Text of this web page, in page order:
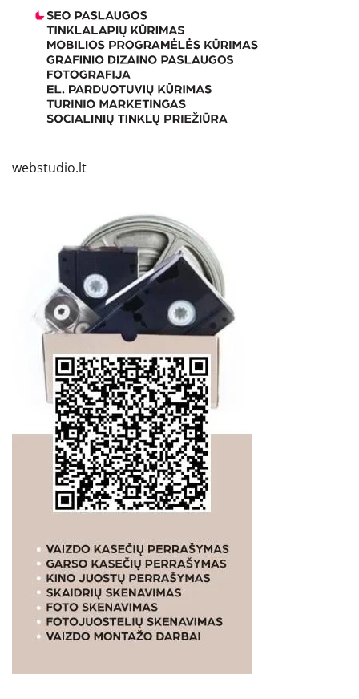
webstudio.lt